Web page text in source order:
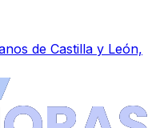
de Castilla y León,